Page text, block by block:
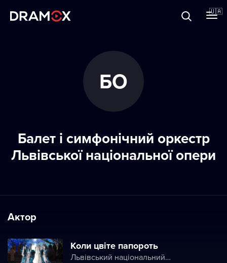
🇺🇦
Зареєструватися
БО
Балет і симфонічний оркестр
Львівської національної опери
Актор
Коли цвіте папороть
Львівський національний академічний театр опери і балету ім. Соломії Крушельницької (Львівська національна опера)